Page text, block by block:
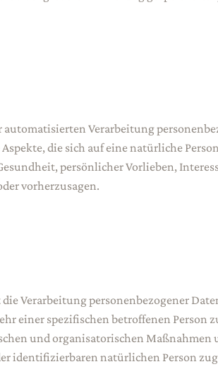
Verarbeitung
die sich auf eine natürliche
persönlicher Vorlieben,
vorherzusagen.
Verarbeitung personenbezogener
einer spezifischen betroffenen Person
und organisatorischen
identifizierbaren natürlichen Person